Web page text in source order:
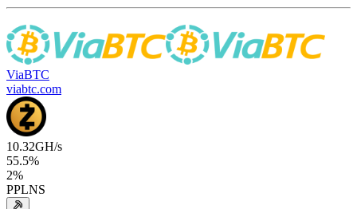
ViaBTC
viabtc.com
10.32GH/s
55.5%
2%
PPLNS